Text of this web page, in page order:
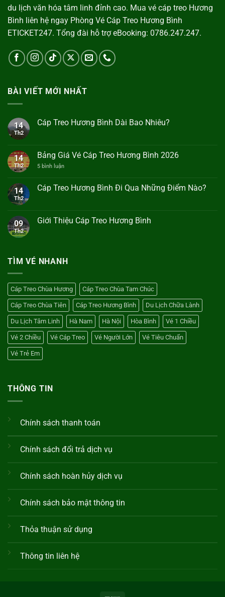
du lịch văn hóa tâm linh đỉnh cao. Mua vé cáp treo Hương
Bình liên hệ ngay Phòng Vé Cáp Treo Hương Bình
ETICKET247. Tổng đài hỗ trợ eBooking: 0786.247.247.
BÀI VIẾT MỚI NHẤT
14
Th2
Cáp Treo Hương Bình Dài Bao Nhiêu?
luận
ở
Cáp
Bình
Dài
14
Th2
Bảng Giá Vé Cáp Treo Hương Bình 2026
5 bình luậnở
Vé
Cáp
2026
14
Th2
Cáp Treo Hương Bình Đi Qua Những Điểm Nào?
luận
ở
Qua
Nào?
09
Th2
Giới Thiệu Cáp Treo Hương Bình
Giới
Treo
Hương
Bình
TÌM VÉ NHANH
Cáp Treo Chùa Hương Cáp Treo Chùa Tam Chúc
Cáp Treo Chùa Tiên Cáp Treo Hương Bình Du Lịch Chữa Lành
Du Lịch Tâm Linh Hà Nam Hà Nội Hòa Bình Vé 1 Chiều
Vé 2 Chiều Vé Cáp Treo Vé Người Lớn Vé Tiêu Chuẩn
Vé Trẻ Em
THÔNG TIN
Chính sách thanh toán
Chính sách đổi trả dịch vụ
Chính sách hoàn hủy dịch vụ
Chính sách bảo mật thông tin
Thỏa thuận sử dụng
Thông tin liên hệ